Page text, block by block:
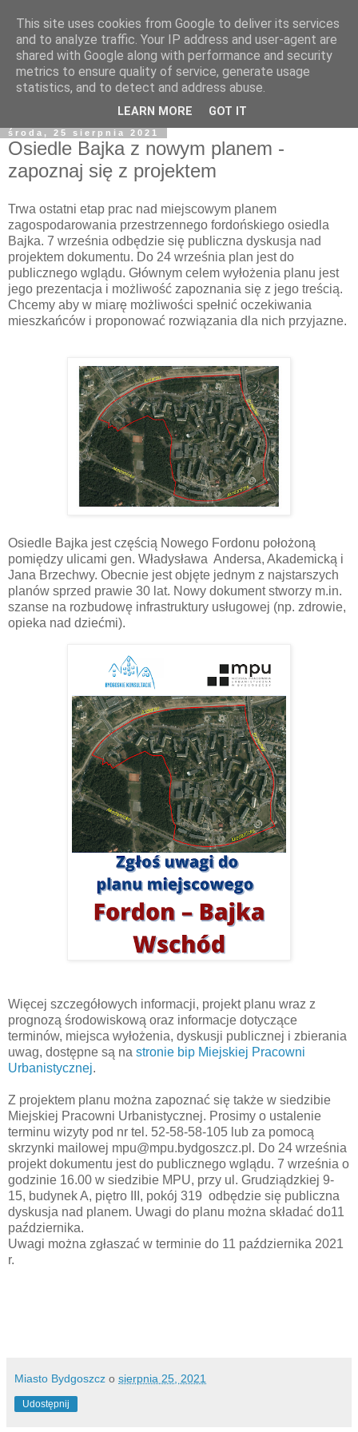
środa, 25 sierpnia 2021
Osiedle Bajka z nowym planem -
zapoznaj się z projektem
Trwa ostatni etap prac nad miejscowym planem
zagospodarowania przestrzennego fordońskiego osiedla
Bajka. 7 września odbędzie się publiczna dyskusja nad
projektem dokumentu. Do 24 września plan jest do
publicznego wglądu. Głównym celem wyłożenia planu jest
jego prezentacja i możliwość zapoznania się z jego treścią.
Chcemy aby w miarę możliwości spełnić oczekiwania
mieszkańców i proponować rozwiązania dla nich przyjazne.
Osiedle Bajka jest częścią Nowego Fordonu położoną
pomiędzy ulicami gen. Władysława Andersa, Akademicką i
Jana Brzechwy. Obecnie jest objęte jednym z najstarszych
planów sprzed prawie 30 lat. Nowy dokument stworzy m.in.
szanse na rozbudowę infrastruktury usługowej (np. zdrowie,
opieka nad dziećmi).
Więcej szczegółowych informacji, projekt planu wraz z
prognozą środowiskową oraz informacje dotyczące
terminów, miejsca wyłożenia, dyskusji publicznej i zbierania
uwag, dostępne są na stronie bip Miejskiej Pracowni
Urbanistycznej.
Z projektem planu można zapoznać się także w siedzibie
Miejskiej Pracowni Urbanistycznej. Prosimy o ustalenie
terminu wizyty pod nr tel. 52-58-58-105 lub za pomocą
skrzynki mailowej mpu@mpu.bydgoszcz.pl. Do 24 września
projekt dokumentu jest do publicznego wglądu. 7 września o
godzinie 16.00 w siedzibie MPU, przy ul. Grudziądzkiej 9-
15, budynek A, piętro III, pokój 319 odbędzie się publiczna
dyskusja nad planem. Uwagi do planu można składać do11
października.
Uwagi można zgłaszać w terminie do 11 października 2021
r.
Miasto Bydgoszcz o sierpnia 25, 2021
Udostępnij
This site uses cookies from Google to deliver its services
and to analyze traffic. Your IP address and user-agent are
shared with Google along with performance and security
metrics to ensure quality of service, generate usage
statistics, and to detect and address abuse.
LEARN MORE GOT IT